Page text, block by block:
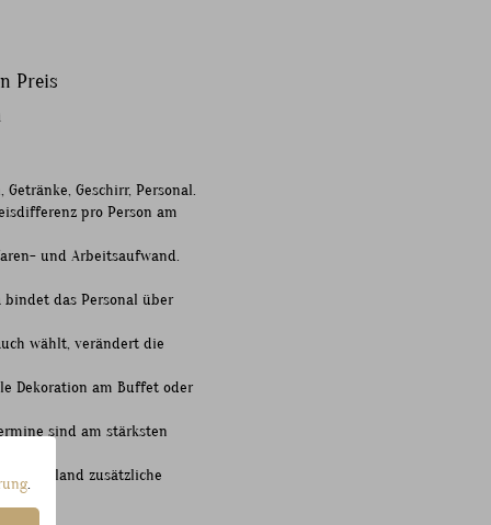
Preis
Geschirr, Personal.
pro Person am
und Arbeitsaufwand.
bindet das Personal über
wählt, verändert die
Dekoration am Buffet oder
sind am stärksten
Umland zusätzliche
.